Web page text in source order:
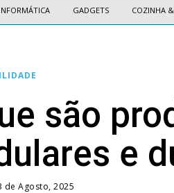
INFORMÁTICA GADGETS COZINHA
são
e
de Agosto, 2025